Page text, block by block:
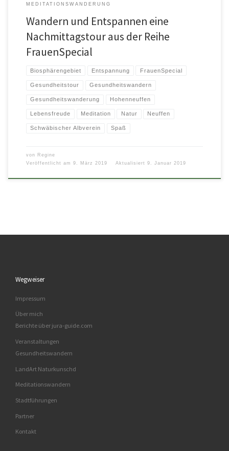
MEDITATIONSWANDERUNG
Wandern und Entspannen eine
Nachmittagstour aus der Reihe
FrauenSpecial
Biosphärengebiet Entspannung FrauenSpecial
Gesundheitstour Gesundheitswandern
Gesundheitswanderung Hohenneuffen
Lebensfreude Meditation Natur Neuffen
Schwäbischer Albverein Spaß
von Regine
Veröffentlicht am 9. März 2019 Aktualisiert 9. Januar 2019
Wegweiser
Impressum
Über mich
Berichte über jura-guide.com
Veranstaltungen
Gesundheitswandern
LandArt Naturkunschd
Meditationswandern
Stadtführungen
Partner
Kontakt